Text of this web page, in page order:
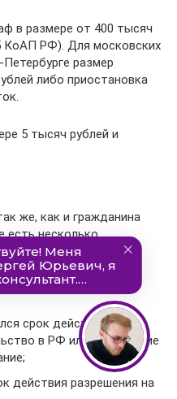
в размере от 400 тысяч
КоАП РФ). Для московских
размер
либо приостановка
5 тысяч рублей и
же, как и гражданина
есть несколько
допускается
основаниям,
ТК РФ:
срок действия или
в РФ или разрешение
действия разрешения на